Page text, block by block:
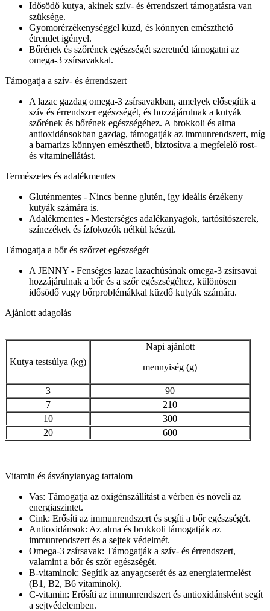
Idősödő kutya, akinek szív- és érrendszeri támogatásra van
szüksége.
Gyomorérzékenységgel küzd, és könnyen emészthető
étrendet igényel.
Bőrének és szőrének egészségét szeretnéd támogatni az
omega-3 zsírsavakkal.
Támogatja a szív- és érrendszert
A lazac gazdag omega-3 zsírsavakban, amelyek elősegítik a
szív és érrendszer egészségét, és hozzájárulnak a kutyák
szőrének és bőrének egészségéhez. A brokkoli és alma
antioxidánsokban gazdag, támogatják az immunrendszert, míg
a barnarizs könnyen emészthető, biztosítva a megfelelő rost-
és vitaminellátást.
Természetes és adalékmentes
Gluténmentes - Nincs benne glutén, így ideális érzékeny
kutyák számára is.
Adalékmentes - Mesterséges adalékanyagok, tartósítószerek,
színezékek és ízfokozók nélkül készül.
Támogatja a bőr és szőrzet egészségét
A JENNY - Fenséges lazac lazachúsának omega-3 zsírsavai
hozzájárulnak a bőr és a szőr egészségéhez, különösen
idősödő vagy bőrproblémákkal küzdő kutyák számára.
Ajánlott adagolás
Kutya testsúlya (kg)
Napi ajánlott
mennyiség (g)
3
90
7
210
10
300
20
600
Vitamin és ásványianyag tartalom
Vas: Támogatja az oxigénszállítást a vérben és növeli az
energiaszintet.
Cink: Erősíti az immunrendszert és segíti a bőr egészségét.
Antioxidánsok: Az alma és brokkoli támogatják az
immunrendszert és a sejtek védelmét.
Omega-3 zsírsavak: Támogatják a szív- és érrendszert,
valamint a bőr és szőr egészségét.
B-vitaminok: Segítik az anyagcserét és az energiatermelést
(B1, B2, B6 vitaminok).
C-vitamin: Erősíti az immunrendszert és antioxidánsként segít
a sejtvédelemben.